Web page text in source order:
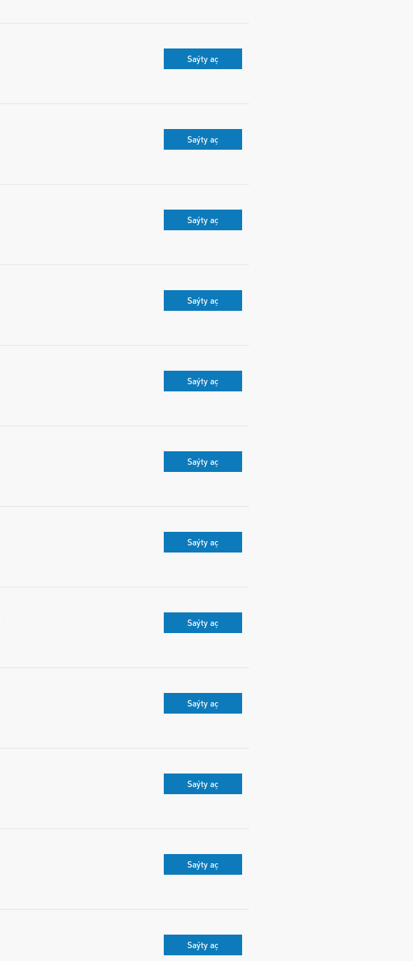
Saýty aç
Saýty aç
Saýty aç
Saýty aç
Saýty aç
Saýty aç
Saýty aç
Saýty aç
Saýty aç
Saýty aç
Saýty aç
Saýty aç